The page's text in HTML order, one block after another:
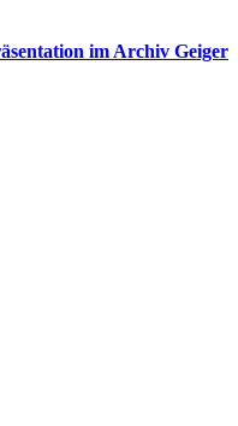
im Archiv Geiger